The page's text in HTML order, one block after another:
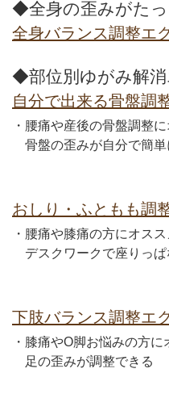
◆全身の歪みがたっ
全身バランス調整エ
◆部位別ゆがみ解
自分で出来る骨盤調
・腰痛や産後の骨盤調整に
骨盤の歪みが自分で簡単
おしり・ふともも調
・腰痛や膝痛の方にオスス
デスクワークで座りっぱ
下肢バランス調整エ
・膝痛やO脚お悩みの方に
足の歪みが調整できる